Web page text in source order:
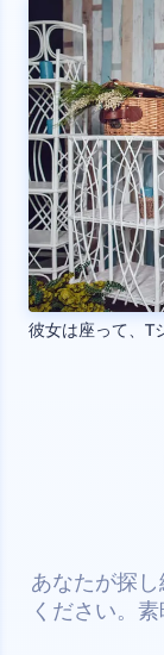
彼女は座って、T
あなたが探
ください。